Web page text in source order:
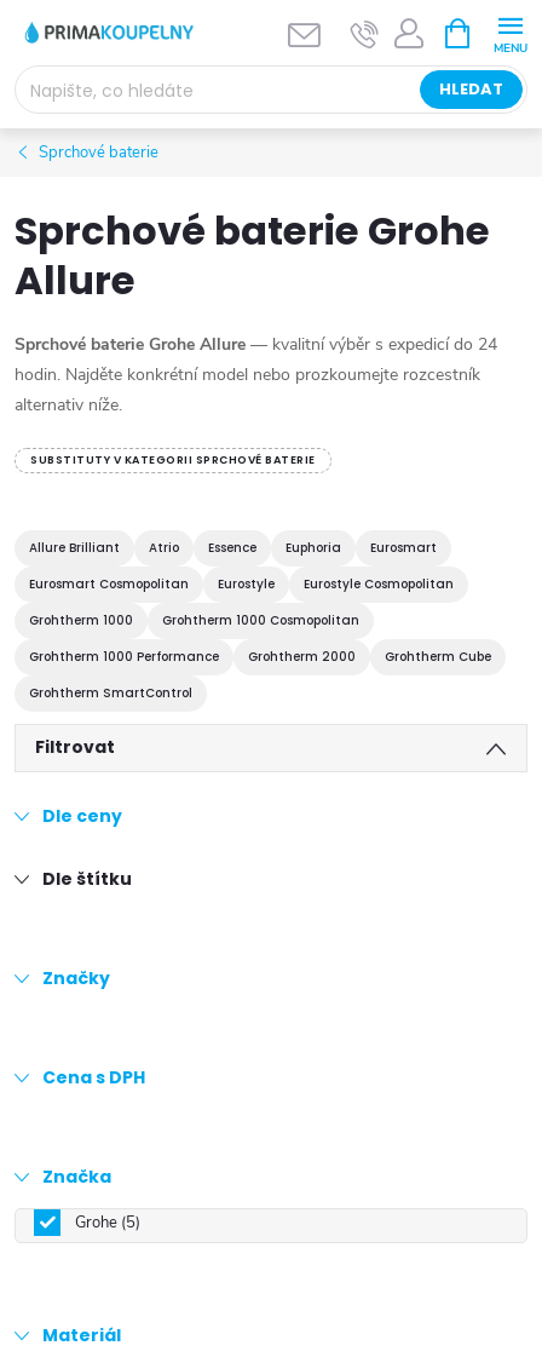
obsah
HLEDAT
NÁKUPNÍ
KOŠÍK
Sprchové baterie
Sprchové baterie Grohe
Allure
Sprchové baterie Grohe Allure — kvalitní výběr s expedicí do 24
hodin. Najděte konkrétní model nebo prozkoumejte rozcestník
alternativ níže.
SUBSTITUTY V KATEGORII SPRCHOVÉ BATERIE
Allure Brilliant Atrio Essence Euphoria
Eurosmart
Eurosmart Cosmopolitan
Eurostyle
Eurostyle Cosmopolitan
Grohtherm 1000
Grohtherm 1000 Cosmopolitan
Grohtherm 1000 Performance
Grohtherm 2000
Grohtherm Cube
Grohtherm SmartControl
Filtrovat
Dle ceny
Dle štítku
Značky
Cena s DPH
Značka
Grohe 5
Materiál